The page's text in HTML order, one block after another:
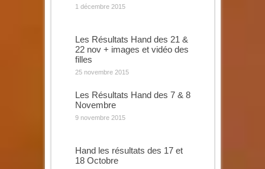
1 décembre 2015
Les Résultats Hand des 21 &
22 nov + images et vidéo des
filles
25 novembre 2015
Les Résultats Hand des 7 & 8
Novembre
9 novembre 2015
Hand les résultats des 17 et
18 Octobre